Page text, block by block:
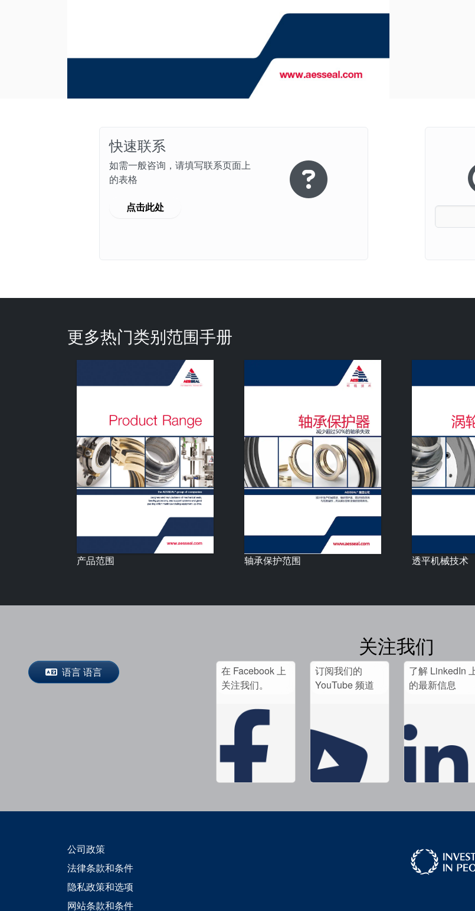
快速联系
如需一般咨询，请填写联系页面上
的表格
点击此处
更多热门类别范围手册
产品范围 轴承保护范围 透平机械技术
关注我们
语言 语言
在 Facebook 上
关注我们。
订阅我们的
YouTube 频道
了解 LinkedIn
的最新信息
公司政策
法律条款和条件
隐私政策和选项
网站条款和条件